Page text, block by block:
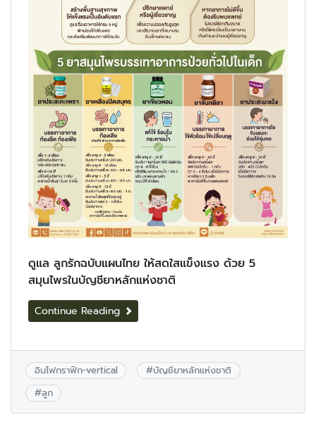
ดูแล ลูกรักฉบับแผนไทย ให้สดใสแข็งแรง ด้วย 5
สมุนไพรในบัญชียาหลักแห่งชาติ
Continue Reading
อินโฟกราฟิก-vertical #บัญชียาหลักแห่งชาติ
#ลูก